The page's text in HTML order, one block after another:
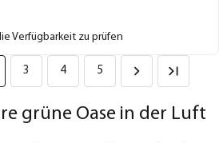
Verfügbarkeit zu prüfen
3 4 5
grüne Oase in der Luft